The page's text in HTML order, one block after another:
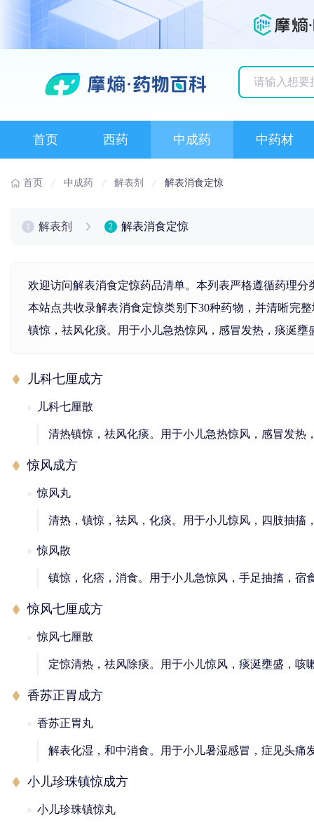
首页 西药 中成药 中药材
首页 中成药 解表剂 解表消食定惊
解表剂 2 解表消食定惊
欢迎访问解表消食定惊药品清单。本列表严格遵循药理
本站点共收录解表消食定惊类别下30种药物，并清晰完
镇惊，祛风化痰。用于小儿急热惊风，感冒发热，痰涎壅
儿科七厘成方
儿科七厘散
清热镇惊，祛风化痰。用于小儿急热惊风，感冒发热
惊风成方
惊风丸
清热，镇惊，祛风，化痰。用于小儿惊风，四肢抽搐
惊风散
镇惊，化痞，消食。用于小儿急惊风，手足抽搐，宿
惊风七厘成方
惊风七厘散
定惊清热，祛风除痰。用于小儿惊风，痰涎壅盛，咳
香苏正胃成方
香苏正胃丸
解表化湿，和中消食。用于小儿暑湿感冒，症见头
小儿珍珠镇惊成方
小儿珍珠镇惊丸